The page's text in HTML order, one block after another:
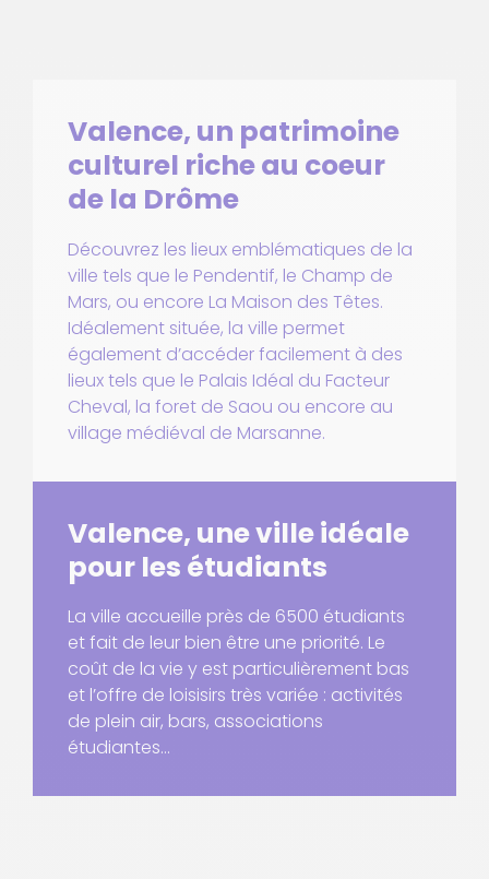
Valence, un patrimoine
culturel riche au coeur
de la Drôme
Découvrez les lieux emblématiques de la
ville tels que le Pendentif, le Champ de
Mars, ou encore La Maison des Têtes.
Idéalement située, la ville permet
également d’accéder facilement à des
lieux tels que le Palais Idéal du Facteur
Cheval, la foret de Saou ou encore au
village médiéval de Marsanne.
Valence, une ville idéale
pour les étudiants
La ville accueille près de 6500 étudiants
et fait de leur bien être une priorité. Le
coût de la vie y est particulièrement bas
et l’offre de loisisirs très variée : activités
de plein air, bars, associations
étudiantes…